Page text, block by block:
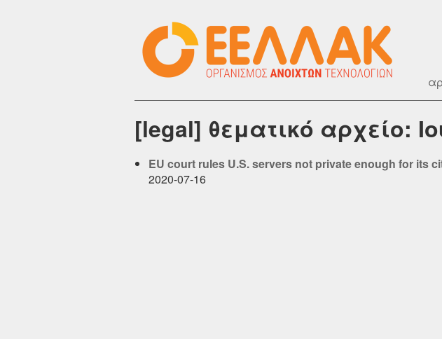
[legal] θεματικό αρχείο:
EU court rules U.S. servers not private enough for its
2020-07-16